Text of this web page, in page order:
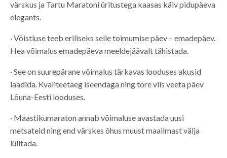
värskus ja Tartu Maratoni üritustega kaasas käiv pidupäeva
elegants.
· Võistluse teeb eriliseks selle toimumise päev – emadepäev.
Hea võimalus emadepäeva meeldejäävalt tähistada.
· See on suurepärane võimalus tärkavas looduses akusid
laadida. Kvaliteetaeg iseendaga ning tore viis veeta päev
Lõuna-Eesti looduses.
· Maastikumaraton annab võimaluse avastada uusi
metsateid ning end värskes õhus muust maailmast välja
lülitada.